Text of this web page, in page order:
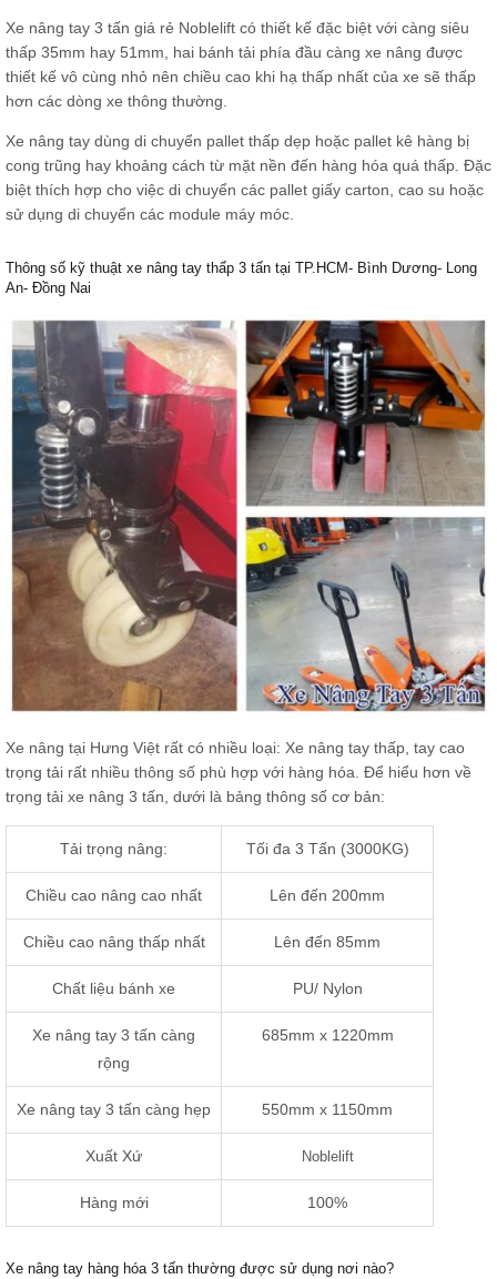
Xe nâng tay 3 tấn giá rẻ Noblelift có thiết kế đặc biệt với càng siêu
thấp 35mm hay 51mm, hai bánh tải phía đầu càng xe nâng được
thiết kế vô cùng nhỏ nên chiều cao khi hạ thấp nhất của xe sẽ thấp
hơn các dòng xe thông thường.
Xe nâng tay dùng di chuyển pallet thấp dẹp hoặc pallet kê hàng bị
cong trũng hay khoảng cách từ mặt nền đến hàng hóa quá thấp. Đặc
biệt thích hợp cho việc di chuyển các pallet giấy carton, cao su hoặc
sử dụng di chuyển các module máy móc.
Thông số kỹ thuật xe nâng tay thấp 3 tấn tại TP.HCM- Bình Dương- Long
An- Đồng Nai
Xe nâng tại Hưng Việt rất có nhiều loại: Xe nâng tay thấp, tay cao
trọng tải rất nhiều thông số phù hợp với hàng hóa. Để hiểu hơn về
trọng tải xe nâng 3 tấn, dưới là bảng thông số cơ bản:
Tải trọng nâng: Tối đa 3 Tấn (3000KG)
Chiều cao nâng cao nhất Lên đến 200mm
Chiều cao nâng thấp nhất Lên đến 85mm
Chất liệu bánh xe PU/ Nylon
Xe nâng tay 3 tấn càng
rộng
685mm x 1220mm
Xe nâng tay 3 tấn càng hẹp 550mm x 1150mm
Xuất Xứ Noblelift
Hàng mới 100%
Xe nâng tay hàng hóa 3 tấn thường được sử dụng nơi nào?